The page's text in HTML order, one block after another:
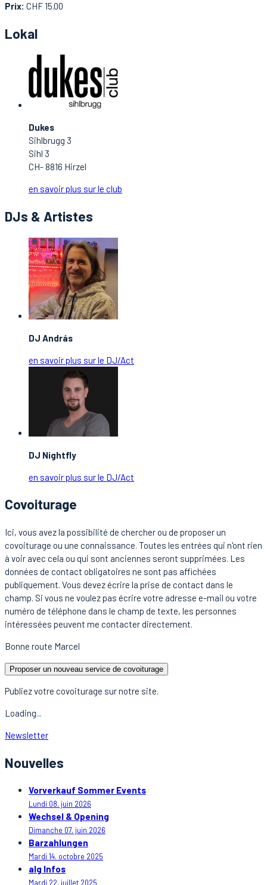
Prix: CHF 15.00
Lokal
Dukes
Sihlbrugg 3
Sihl 3
CH- 8816 Hirzel
en savoir plus sur le club
DJs & Artistes
DJ András
en savoir plus sur le DJ/Act
DJ Nightfly
en savoir plus sur le DJ/Act
Covoiturage
Ici, vous avez la possibilité de chercher ou de proposer un
covoiturage ou une connaissance. Toutes les entrées qui n'ont rien
à voir avec cela ou qui sont anciennes seront supprimées. Les
données de contact obligatoires ne sont pas affichées
publiquement. Vous devez écrire la prise de contact dans le
champ. Si vous ne voulez pas écrire votre adresse e-mail ou votre
numéro de téléphone dans le champ de texte, les personnes
intéressées peuvent me contacter directement.
Bonne route Marcel
Proposer un nouveau service de covoiturage
Publiez votre covoiturage sur notre site.
Loading...
Newsletter
Nouvelles
Vorverkauf Sommer Events
Lundi 08. juin 2026
Wechsel & Opening
Dimanche 07. juin 2026
Barzahlungen
Mardi 14. octobre 2025
alg Infos
Mardi 22. juillet 2025